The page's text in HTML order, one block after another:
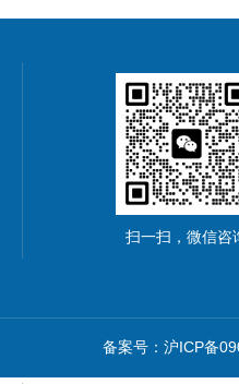
吨电子吊钩秤厂价优惠扫一扫，微信咨
备案号：沪ICP备